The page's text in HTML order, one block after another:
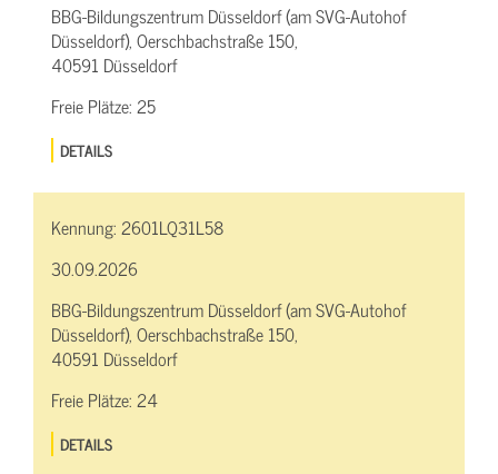
BBG-Bildungszentrum Düsseldorf (am SVG-Autohof
Düsseldorf), Oerschbachstraße 150,
40591 Düsseldorf
Freie Plätze:25
DETAILS
Kennung:2601LQ31L58
30.09.2026
BBG-Bildungszentrum Düsseldorf (am SVG-Autohof
Düsseldorf), Oerschbachstraße 150,
40591 Düsseldorf
Freie Plätze:24
DETAILS